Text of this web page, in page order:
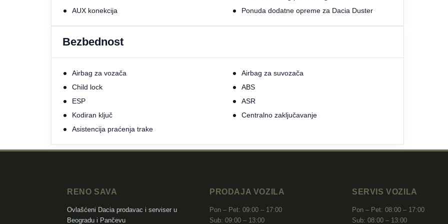
AUX konekcija
Ponuda dodatne opreme za Dacia Duster
Bezbednost
Airbag za vozača
Airbag za suvozača
Child lock
ABS
ESP
ASR
Kodiran ključ
Centralno zaključavanje
Asistencija praćenja trake
RENO SAVA
Ovlašćeni Dacia prodavac i serviser u
Beogradu i Pančevu
PRODAJA VOZILA
Pon – Pet: 09:00 – 17:00
Sub: 09:00 – 13:00
SERVIS VOZILA
Pon – Pet: 08:00 – 17:00
Sub: 08:00 – 13:00